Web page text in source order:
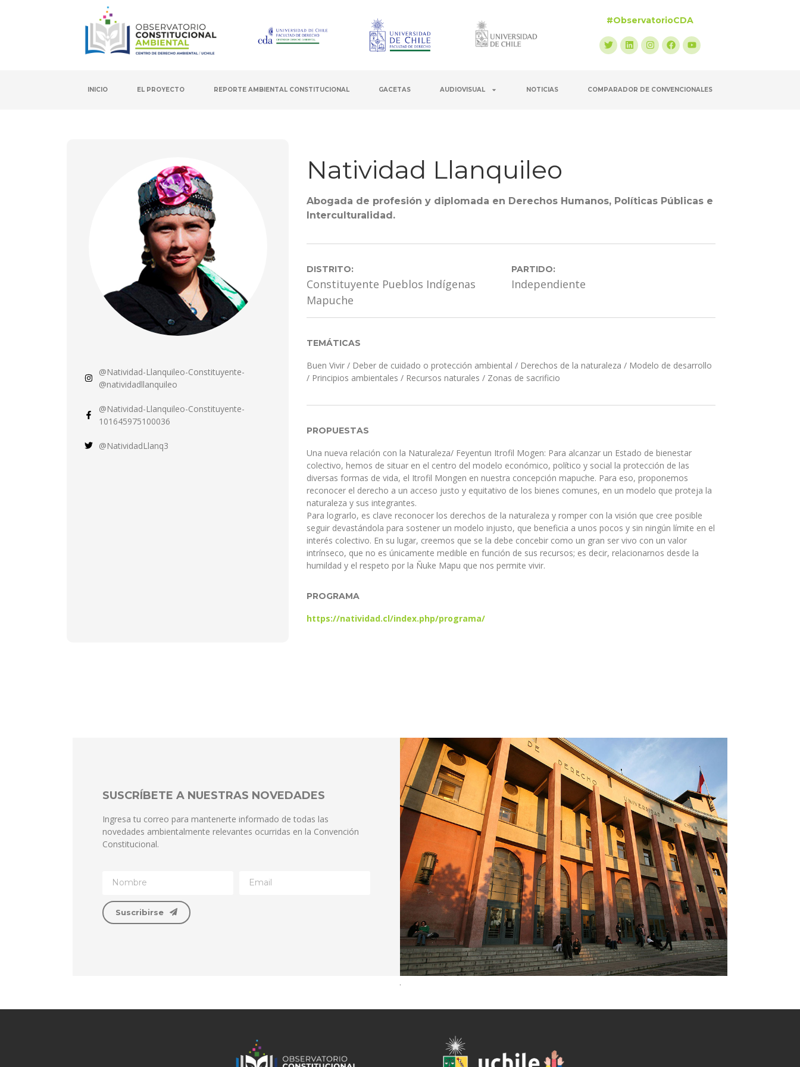
#ObservatorioCDA
INICIO EL PROYECTO REPORTE AMBIENTAL CONSTITUCIONAL GACETAS AUDIOVISUAL NOTICIAS COMPARADOR DE CONVENCIONALES
@Natividad-Llanquileo-Constituyente-
@natividadllanquileo
@Natividad-Llanquileo-Constituyente-
101645975100036
@NatividadLlanq3
Natividad Llanquileo
Abogada de profesión y diplomada en Derechos Humanos, Políticas Públicas e
Interculturalidad.
DISTRITO:
Constituyente Pueblos Indígenas
Mapuche
PARTIDO:
Independiente
TEMÁTICAS
Buen Vivir / Deber de cuidado o protección ambiental / Derechos de la naturaleza / Modelo de desarrollo
/ Principios ambientales / Recursos naturales / Zonas de sacrificio
PROPUESTAS
Una nueva relación con la Naturaleza/ Feyentun Itrofil Mogen: Para alcanzar un Estado de bienestar
colectivo, hemos de situar en el centro del modelo económico, político y social la protección de las
diversas formas de vida, el Itrofil Mongen en nuestra concepción mapuche. Para eso, proponemos
reconocer el derecho a un acceso justo y equitativo de los bienes comunes, en un modelo que proteja la
naturaleza y sus integrantes.
Para lograrlo, es clave reconocer los derechos de la naturaleza y romper con la visión que cree posible
seguir devastándola para sostener un modelo injusto, que beneficia a unos pocos y sin ningún límite en el
interés colectivo. En su lugar, creemos que se la debe concebir como un gran ser vivo con un valor
intrínseco, que no es únicamente medible en función de sus recursos; es decir, relacionarnos desde la
humildad y el respeto por la Ñuke Mapu que nos permite vivir.
PROGRAMA
https://natividad.cl/index.php/programa/
SUSCRÍBETE A NUESTRAS NOVEDADES
Ingresa tu correo para mantenerte informado de todas las
novedades ambientalmente relevantes ocurridas en la Convención
Constitucional.
Suscribirse
.